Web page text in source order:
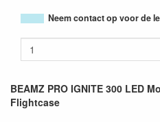
Neem contact op voor de
BEAMZ PRO IGNITE 300 LED
Flightcase